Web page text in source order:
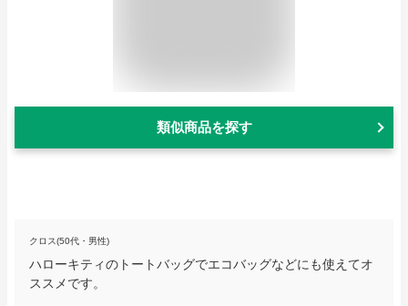
類似商品を探す
クロス(50代・男性)
ハローキティのトートバッグでエコバッグなどにも使えてオ
ススメです。